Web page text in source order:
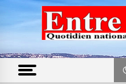
content